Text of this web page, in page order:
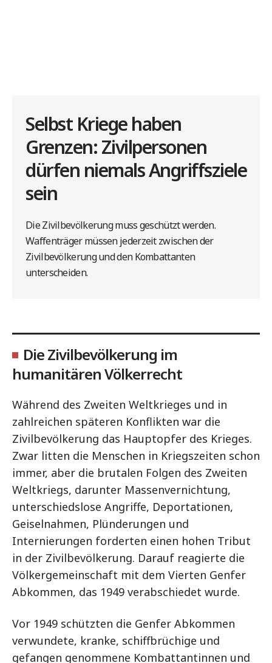
Selbst Kriege haben
Grenzen: Zivilpersonen
dürfen niemals Angriffsziele
sein
Die Zivilbevölkerung muss geschützt werden.
Waffenträger müssen jederzeit zwischen der
Zivilbevölkerung und den Kombattanten
unterscheiden.
Die Zivilbevölkerung im
humanitären Völkerrecht
Während des Zweiten Weltkrieges und in
zahlreichen späteren Konflikten war die
Zivilbevölkerung das Hauptopfer des Krieges.
Zwar litten die Menschen in Kriegszeiten schon
immer, aber die brutalen Folgen des Zweiten
Weltkriegs, darunter Massenvernichtung,
unterschiedslose Angriffe, Deportationen,
Geiselnahmen, Plünderungen und
Internierungen forderten einen hohen Tribut
in der Zivilbevölkerung. Darauf reagierte die
Völkergemeinschaft mit dem Vierten Genfer
Abkommen, das 1949 verabschiedet wurde.
Vor 1949 schützten die Genfer Abkommen
verwundete, kranke, schiffbrüchige und
gefangen genommene Kombattantinnen und